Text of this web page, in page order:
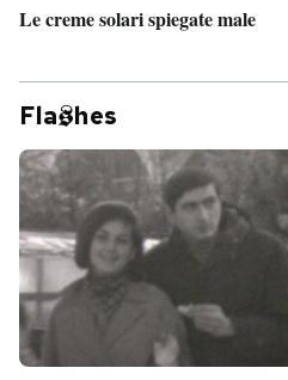
Le creme solari spiegate male
Fla hes